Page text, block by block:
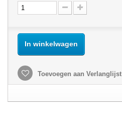
In winkelwagen
Toevoegen aan Verlanglijst